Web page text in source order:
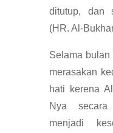
ditutup, dan
(HR. Al-
Selama
merasakan
hati kerena
Nya
menjadi